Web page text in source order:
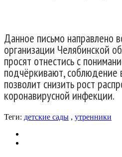
Данное письмо направлено
организации Челябинской
просят отнестись с
подчёркивают, соблюдение
позволит снизить рост
коронавирусной инфекции.
Теги: детские сады , утренники